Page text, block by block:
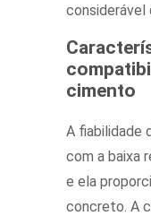
considerável
cimento
A fiabilidade
com a baixa
e ela
concreto. A